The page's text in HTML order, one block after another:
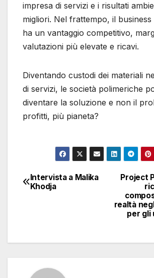
impresa di servizi e i risultati
migliori. Nel frattempo, il business
ha un vantaggio competitivo,
valutazioni più elevate e ricavi.
Diventando custodi dei materiali
di servizi, le società polimeriche
diventare la soluzione e non il
profitti, più pianeta?
Navigazione
Project
realtà
per gli
Intervista a Malika
Khodja